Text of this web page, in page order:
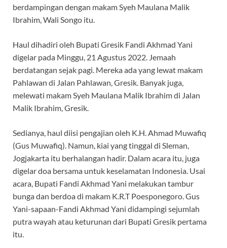
berdampingan dengan makam Syeh Maulana Malik
Ibrahim, Wali Songo itu.
Haul dihadiri oleh Bupati Gresik Fandi Akhmad Yani
digelar pada Minggu, 21 Agustus 2022. Jemaah
berdatangan sejak pagi. Mereka ada yang lewat makam
Pahlawan di Jalan Pahlawan, Gresik. Banyak juga,
melewati makam Syeh Maulana Malik Ibrahim di Jalan
Malik Ibrahim, Gresik.
Sedianya, haul diisi pengajian oleh K.H. Ahmad Muwafiq
(Gus Muwafiq). Namun, kiai yang tinggal di Sleman,
Jogjakarta itu berhalangan hadir. Dalam acara itu, juga
digelar doa bersama untuk keselamatan Indonesia. Usai
acara, Bupati Fandi Akhmad Yani melakukan tambur
bunga dan berdoa di makam K.R.T Poesponegoro. Gus
Yani-sapaan-Fandi Akhmad Yani didampingi sejumlah
putra wayah atau keturunan dari Bupati Gresik pertama
itu.